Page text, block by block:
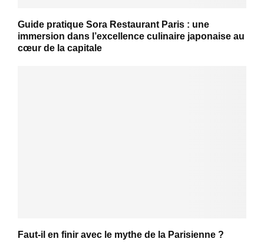
Guide pratique Sora Restaurant Paris : une
immersion dans l’excellence culinaire japonaise au
cœur de la capitale
Faut-il en finir avec le mythe de la Parisienne ?